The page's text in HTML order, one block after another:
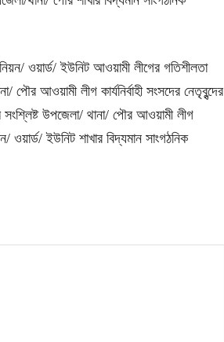
ওয়ার্ড/ ইউনিট আওয়ামী লীগের গতিশীলতা
আওয়ামী লীগ কার্যনির্বাহী সংসদের নেতৃবৃন্দের
উপজেলা/ থানা/ পৌর আওয়ামী লীগ
ইউনিট শাখার বিদ্যমান সাংগঠনিক